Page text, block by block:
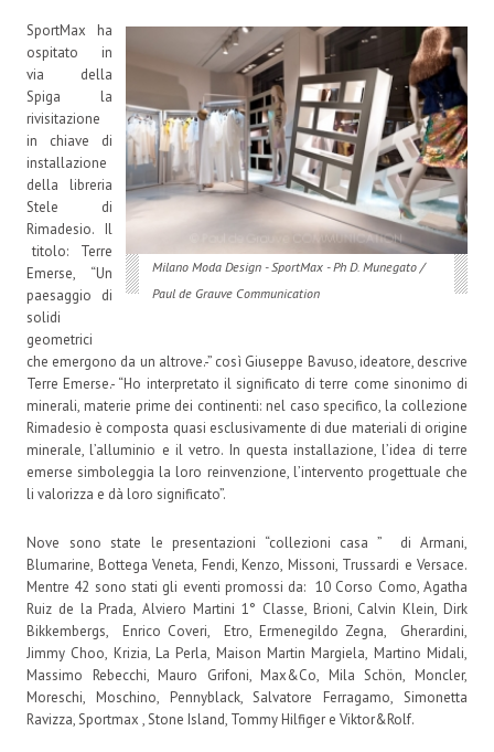
Milano Moda Design - SportMax - Ph D. Munegato /
Paul de Grauve Communication
SportMax ha
ospitato in
via della
Spiga la
rivisitazione
in chiave di
installazione
della libreria
Stele di
Rimadesio. Il
titolo: Terre
Emerse, “Un
paesaggio di
solidi
geometrici
che emergono da un altrove.-” così Giuseppe Bavuso, ideatore, descrive
Terre Emerse.- “Ho interpretato il significato di terre come sinonimo di
minerali, materie prime dei continenti: nel caso specifico, la collezione
Rimadesio è composta quasi esclusivamente di due materiali di origine
minerale, l’alluminio e il vetro. In questa installazione, l’idea di terre
emerse simboleggia la loro reinvenzione, l’intervento progettuale che
li valorizza e dà loro significato”.
Nove sono state le presentazioni “collezioni casa ” di Armani,
Blumarine, Bottega Veneta, Fendi, Kenzo, Missoni, Trussardi e Versace.
Mentre 42 sono stati gli eventi promossi da: 10 Corso Como, Agatha
Ruiz de la Prada, Alviero Martini 1° Classe, Brioni, Calvin Klein, Dirk
Bikkembergs, Enrico Coveri, Etro, Ermenegildo Zegna, Gherardini,
Jimmy Choo, Krizia, La Perla, Maison Martin Margiela, Martino Midali,
Massimo Rebecchi, Mauro Grifoni, Max&Co, Mila Schön, Moncler,
Moreschi, Moschino, Pennyblack, Salvatore Ferragamo, Simonetta
Ravizza, Sportmax , Stone Island, Tommy Hilfiger e Viktor&Rolf.